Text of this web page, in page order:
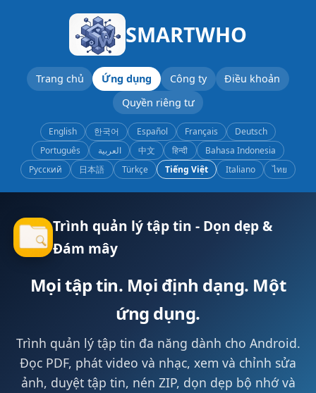
SMARTWHO
Trang chủ Ứng dụng Công ty
Điều khoản
Quyền riêng tư
English 한국어 Español Français
Deutsch
Português
العربية 中文 हिन्दी
Bahasa Indonesia
Русский
日本語 Türkçe Tiếng Việt Italiano ไทย
Trình quản lý tập tin - Dọn dẹp &
Đám mây
Mọi tập tin. Mọi định dạng. Một
ứng dụng.
Trình quản lý tập tin đa năng dành cho Android.
Đọc PDF, phát video và nhạc, xem và chỉnh sửa
ảnh, duyệt tập tin, nén ZIP, dọn dẹp bộ nhớ và